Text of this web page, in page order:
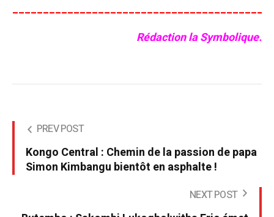
Rédaction la Symbolique.
PREV POST
Kongo Central : Chemin de la passion de papa
Simon Kimbangu bientôt en asphalte !
NEXT POST